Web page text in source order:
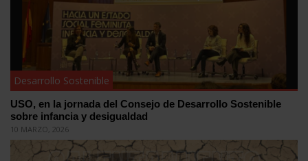
Desarrollo Sostenible
USO, en la jornada del Consejo de Desarrollo Sostenible
sobre infancia y desigualdad
10 MARZO, 2026